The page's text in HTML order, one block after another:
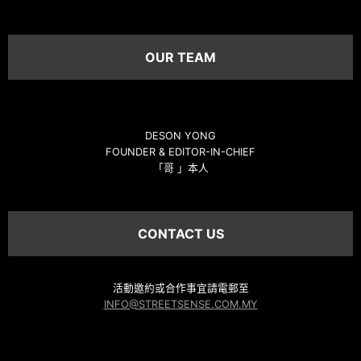
OUR TEAM
DESON YONG
FOUNDER & EDITOR-IN-CHIEF
「哥 」本人
CONTACT US
活動邀約或合作事宜請電郵至
INFO@STREETSENSE.COM.MY